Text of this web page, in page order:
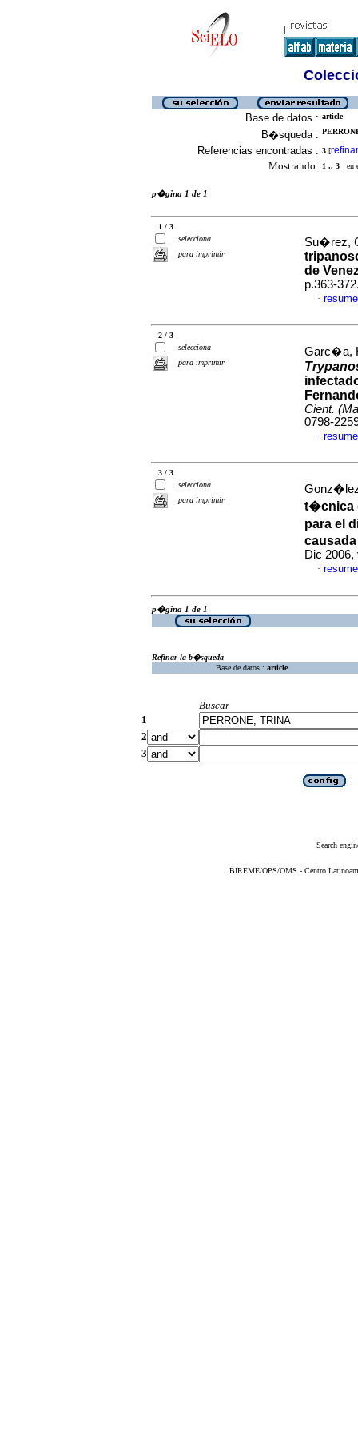
Base de datos : article
B�squeda :
Referencias encontradas : 3 [refinar
Mostrando: 1 .. 3 en
p�gina 1 de 1
1 / 3
selecciona
para imprimir
Su�rez,
de
p.363-
·
2 / 3
selecciona
para imprimir
Garc�a,
Cient.
0798-
·
3 / 3
selecciona
para imprimir
t�cnica
para el
Dic 2006,
·
p�gina 1 de 1
Refinar la b�squeda
Base de datos : article
Buscar
1
2
3
Search
BIREME/OPS/OMS - Centro